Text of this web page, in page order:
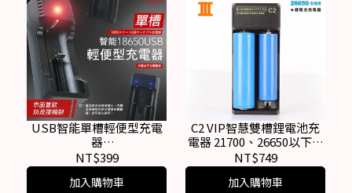
USB智能單槽輕便型充電
器
X1(18650/18350/26650/14
500) 過壓/過充保護 防電池
反接機制
NT$399
加入購物車
C2 VIP智慧雙槽鋰電池充
電器 21700、26650以下全
適用(原廠出貨)
NT$749
加入購物車